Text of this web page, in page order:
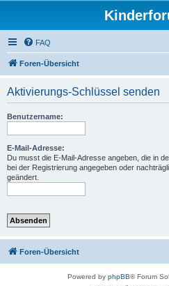
FAQ
Foren-Übersicht
Aktivierungs-Schlüssel senden
Benutzername:
E-Mail-Adresse:
Du musst die E-Mail-Adresse angeben, die in
bei der Registrierung angegeben oder
geändert.
Foren-Übersicht
Powered by phpBB® Forum